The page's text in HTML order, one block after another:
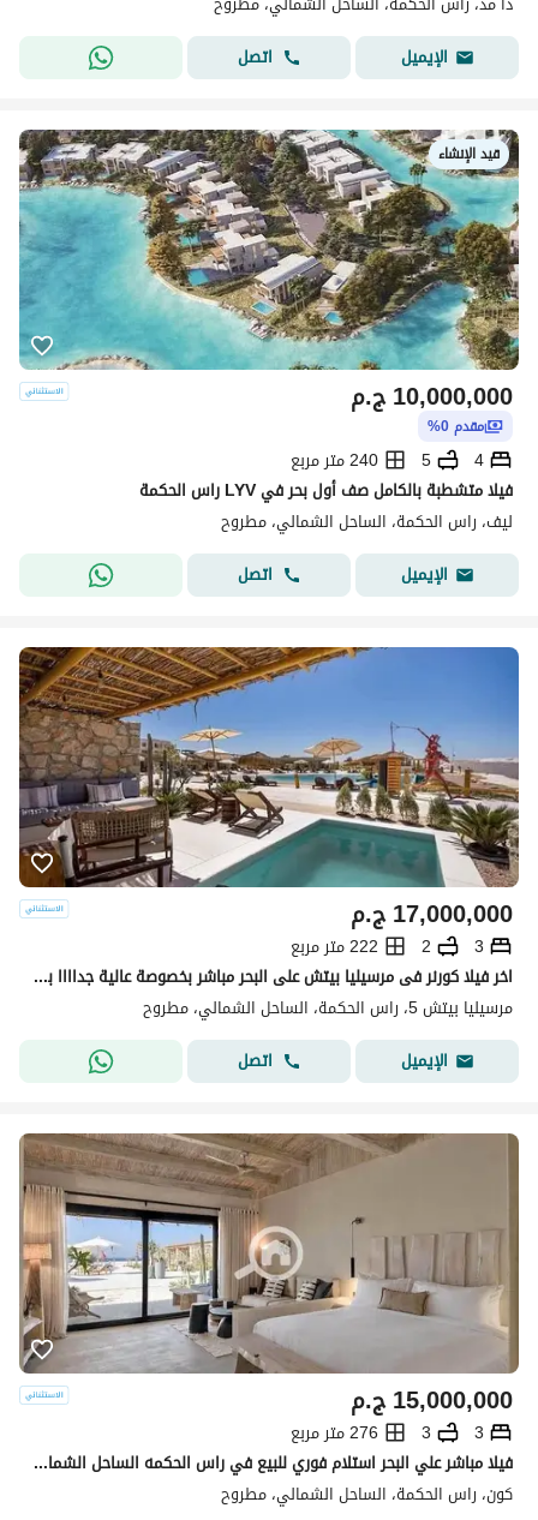
الإيميل
اتصل
قيد الإنشاء
ج.م10,000,000
مقدم 0%
4
5
240 متر مربع
فيلا متشطبة بالكامل صف أول بحر في LYV راس الحكمة
ليف، راس الحكمة، الساحل الشمالي، مطروح
الإيميل
اتصل
ج.م17,000,000
3
2
222 متر مربع
اخر فيلا كورنر فى مرسيليا بيتش على البحر مباشر بخصوصة عالية جداااا بكاش 17000.000 فقط
مرسيليا بيتش 5، راس الحكمة، الساحل الشمالي، مطروح
الإيميل
اتصل
ج.م15,000,000
3
3
276 متر مربع
فيلا مباشر علي البحر استلام فوري للبيع في راس الحكمه الساحل الشمالي داخل كون بجوار ماونتن فيو
كون، راس الحكمة، الساحل الشمالي، مطروح